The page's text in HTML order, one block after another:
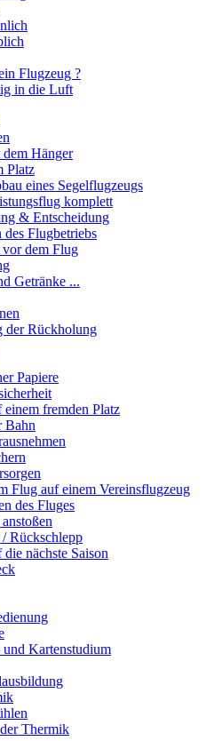
Flugzeug ?
in die Luft
Hänger
Platz
eines Segelflugzeugs
komplett
& Entscheidung
des Flugbetriebs
dem Flug
Getränke ...
der Rückholung
Papiere
fremden Platz
Bahn
Flug auf einem Vereinsflugzeug
des Fluges
Rückschlepp
nächste Saison
und Kartenstudium
Thermik